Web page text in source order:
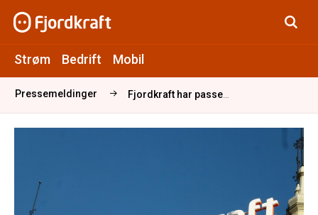
Strøm Bedrift Mobil
Pressemeldinger Fjordkraft har passert 65.000 mobilkunder